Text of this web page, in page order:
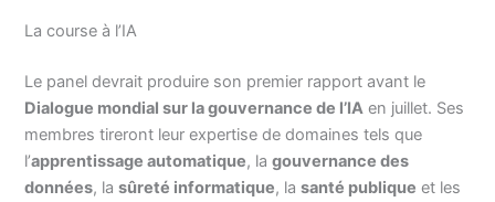
La course à l’IA
Le panel devrait produire son premier rapport avant le
Dialogue mondial sur la gouvernance de l’IA en juillet. Ses
membres tireront leur expertise de domaines tels que
l’apprentissage automatique, lagouvernance des
données, lasûreté informatique, lasanté publique et les